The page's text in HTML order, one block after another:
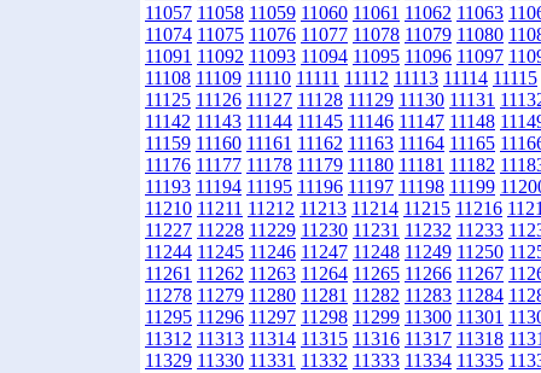
11057 11058 11059 11060 11061 11062 11063
11074 11075 11076 11077 11078 11079 11080
11091 11092 11093 11094 11095 11096 11097
11108 11109 11110 11111 11112 11113 11114 11115
11125 11126 11127 11128 11129 11130 11131
11142 11143 11144 11145 11146 11147 11148
11159 11160 11161 11162 11163 11164 11165
11176 11177 11178 11179 11180 11181 11182
11193 11194 11195 11196 11197 11198 11199
11210 11211 11212 11213 11214 11215 11216
11227 11228 11229 11230 11231 11232 11233
11244 11245 11246 11247 11248 11249 11250
11261 11262 11263 11264 11265 11266 11267
11278 11279 11280 11281 11282 11283 11284
11295 11296 11297 11298 11299 11300 11301
11312 11313 11314 11315 11316 11317 11318
11329 11330 11331 11332 11333 11334 11335